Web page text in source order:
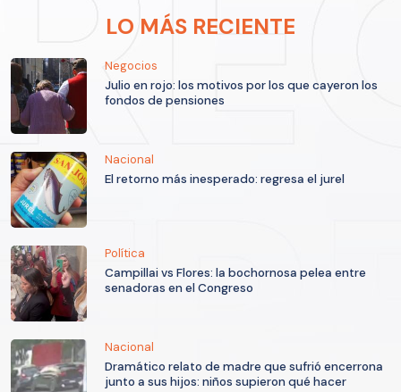
LO MÁS RECIENTE
Negocios
Julio en rojo: los motivos por los que cayeron los
fondos de pensiones
Nacional
El retorno más inesperado: regresa el jurel
Política
Campillai vs Flores: la bochornosa pelea entre
senadoras en el Congreso
Nacional
Dramático relato de madre que sufrió encerrona
junto a sus hijos: niños supieron qué hacer